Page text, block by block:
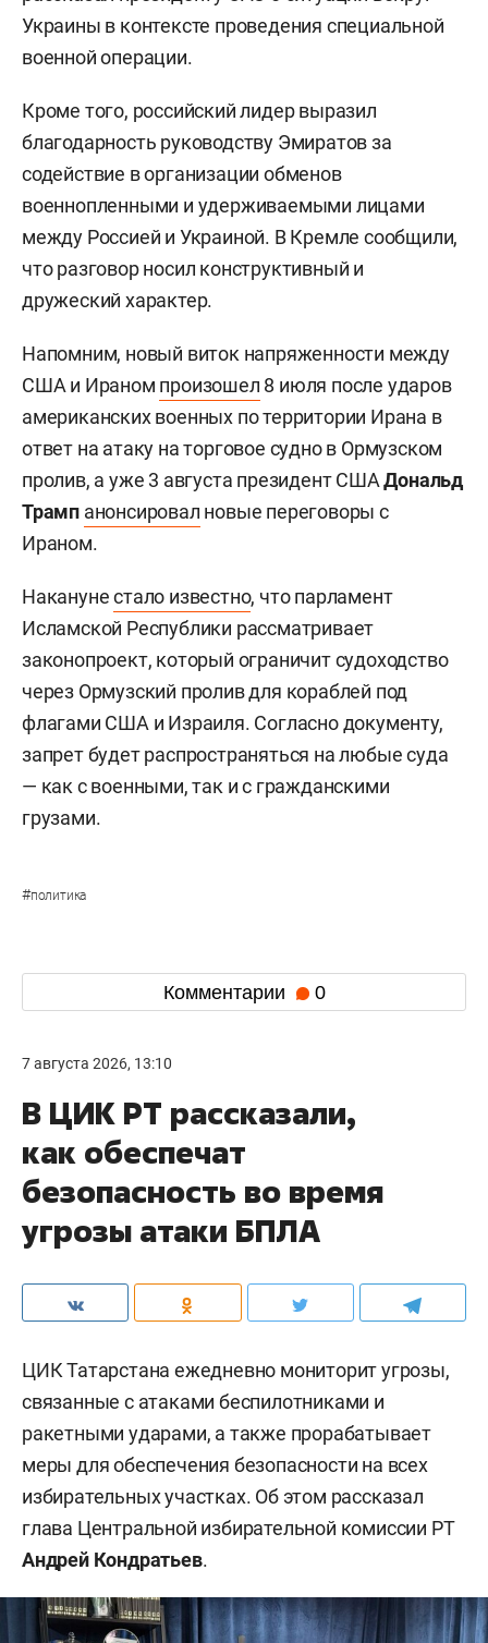
Украины в контексте проведения специальной
военной операции.
Кроме того, российский лидер выразил
благодарность руководству Эмиратов за
содействие в организации обменов
военнопленными и удерживаемыми лицами
между Россией и Украиной. В Кремле сообщили,
что разговор носил конструктивный и
дружеский характер.
Напомним, новый виток напряженности между
США и Ираном произошел 8 июля после ударов
американских военных по территории Ирана в
ответ на атаку на торговое судно в Ормузском
пролив, а уже 3 августа президент СШАДональд
Трамп анонсировал новые переговоры с
Ираном.
Наканунестало известно, что парламент
Исламской Республики рассматривает
законопроект, который ограничит судоходство
через Ормузский пролив для кораблей под
флагами США и Израиля. Согласно документу,
запрет будет распространяться на любые суда
— как с военными, так и с гражданскими
грузами.
#политика
Комментарии 0
7 августа 2026, 13:10
В ЦИК РТ рассказали,
как обеспечат
безопасность во время
угрозы атаки БПЛА
ЦИК Татарстана ежедневно мониторит угрозы,
связанные с атаками беспилотниками и
ракетными ударами, а также прорабатывает
меры для обеспечения безопасности на всех
избирательных участках. Об этом рассказал
глава Центральной избирательной комиссии РТ
Андрей Кондратьев.